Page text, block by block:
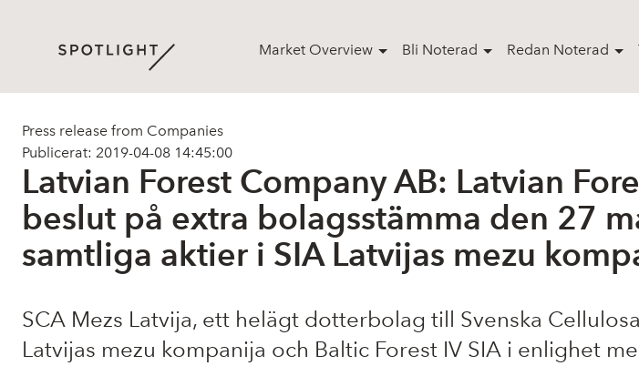
Market Overview Bli Noterad Redan Noterad
Press release from Companies
Publicerat: 2019-04-08 14:45:00
Latvian Forest Company AB: Latvian
beslut på extra bolagsstämma den 27
samtliga aktier i SIA Latvijas mezu
SCA Mezs Latvija, ett helägt dotterbolag till Svenska
Latvijas mezu kompanija och Baltic Forest IV SIA i enlighet